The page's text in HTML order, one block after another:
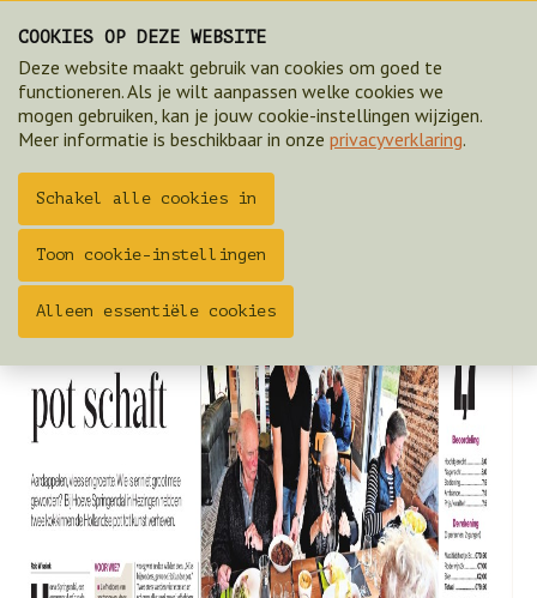
Artikel Tubantia eten wat de pot schaft 190919
ZOEK & BOEK 2025
COOKIES OP DEZE WEBSITE
Deze website maakt gebruik van cookies om goed te
functioneren. Als je wilt aanpassen welke cookies we
mogen gebruiken, kan je jouw cookie-instellingen wijzigen.
Meer informatie is beschikbaar in onze privacyverklaring.
Schakel alle cookies in
Toon cookie-instellingen
Alleen essentiële cookies